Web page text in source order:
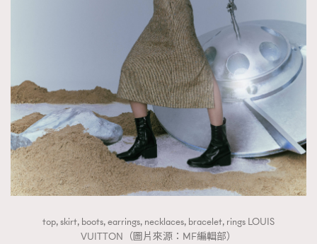
top, skirt, boots, earrings, necklaces, bracelet, rings LOUIS
VUITTON（圖片來源：MF編輯部）